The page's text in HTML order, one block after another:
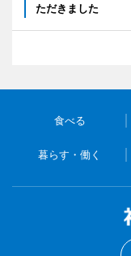
ただきました
食べる
暮らす・働く